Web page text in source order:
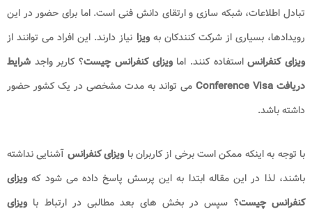
تبادل اطلاعات، شبکه سازی و ارتقای دانش فنی است. اما برای حضور در این
رویدادها، بسیاری از شرکت کنندکان بهویزا نیاز دارند. این افراد می توانند از
ویزای کنفرانساستفاده کنند. اماویزای کنفرانس چیست؟ کاربر واجد شرایط
دریافت Conference Visa
می تواند به مدت مشخصی در یک کشور حضور
داشته باشد.
با توجه به اینکه ممکن است برخی از کاربران با ویزای کنفرانس آشنایی نداشته
باشند، لذا در این مقاله ابتدا به این پرسش پاسخ داده می شود که ویزای
کنفرانس چیست؟ سپس در بخش های بعد مطالبی در ارتباط با ویزای